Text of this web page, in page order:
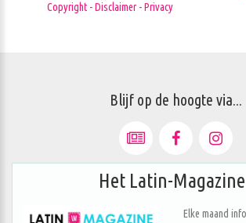
Copyright - Disclaimer - Privacy
Blijf op de hoogte via...
Het Latin-Magazine
Elke maand